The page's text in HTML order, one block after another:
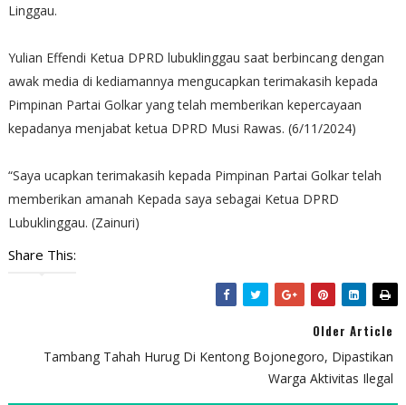
Linggau.
Yulian Effendi Ketua DPRD lubuklinggau saat berbincang dengan
awak media di kediamannya mengucapkan terimakasih kepada
Pimpinan Partai Golkar yang telah memberikan kepercayaan
kepadanya menjabat ketua DPRD Musi Rawas. (6/11/2024)
“Saya ucapkan terimakasih kepada Pimpinan Partai Golkar telah
memberikan amanah Kepada saya sebagai Ketua DPRD
Lubuklinggau. (Zainuri)
Share This:
Older Article
Tambang Tahah Hurug Di Kentong Bojonegoro, Dipastikan
Warga Aktivitas Ilegal